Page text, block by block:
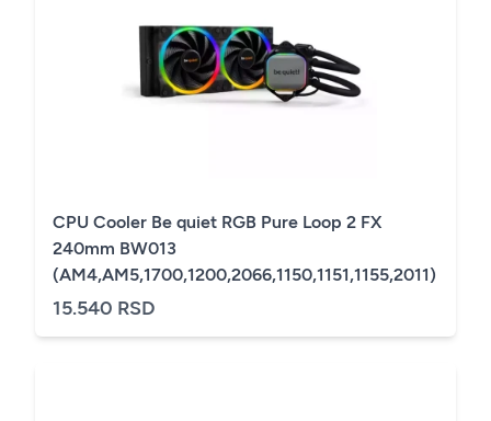
CPU Cooler Be quiet RGB Pure Loop 2 FX
240mm BW013
(AM4,AM5,1700,1200,2066,1150,1151,1155,2011)
15.540 RSD